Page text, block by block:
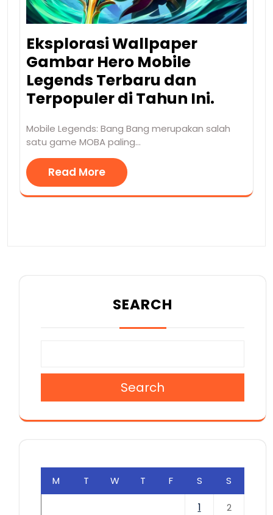
Eksplorasi Wallpaper
Gambar Hero Mobile
Legends Terbaru dan
Terpopuler di Tahun Ini.
Mobile Legends: Bang Bang merupakan salah
satu game MOBA paling…
Read More
SEARCH
Search
M T W T F S S
1 2